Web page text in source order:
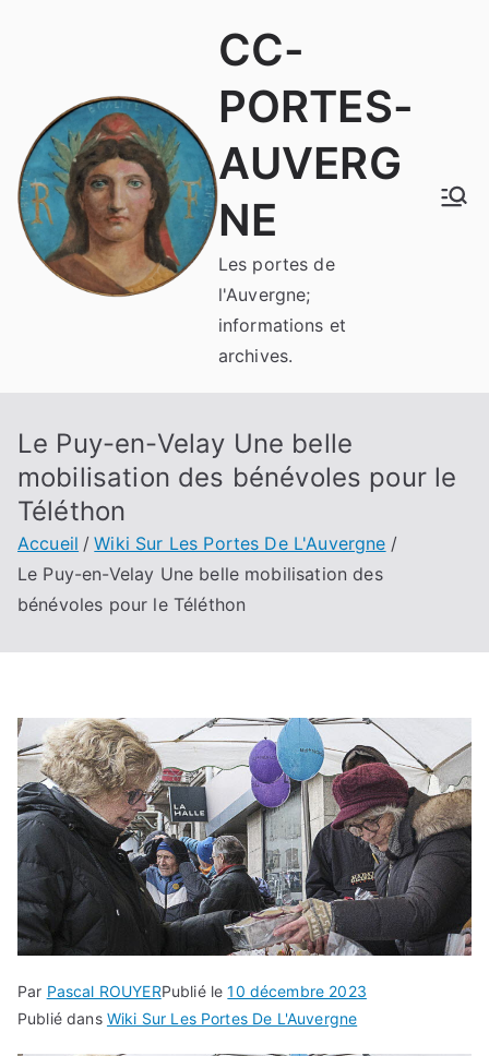
CC-
PORTES-
AUVERG
NE
Les portes de
l'Auvergne;
informations et
archives.
Le Puy-en-Velay Une belle
mobilisation des bénévoles pour le
Téléthon
Accueil
Wiki Sur Les Portes De L'Auvergne
Le Puy-en-Velay Une belle mobilisation des
bénévoles pour le Téléthon
Par Pascal ROUYERPublié le10 décembre 2023
Publié dans Wiki Sur Les Portes De L'Auvergne